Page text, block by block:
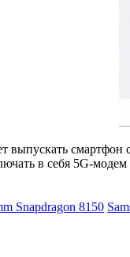
выпускать
в себя 5G-
Snapdragon 8150